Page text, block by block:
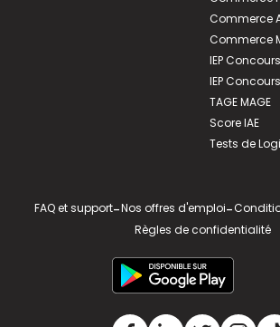
Commerce
Commerce
IEP
IEP
TAGE MAGE
Score IAE
Tests de
FAQ et support-Nos offres d'emploi-
Règles de confidentialité